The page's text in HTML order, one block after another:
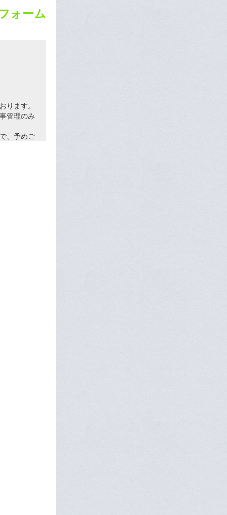
ォーム
ります。
管理のみ
、予めご